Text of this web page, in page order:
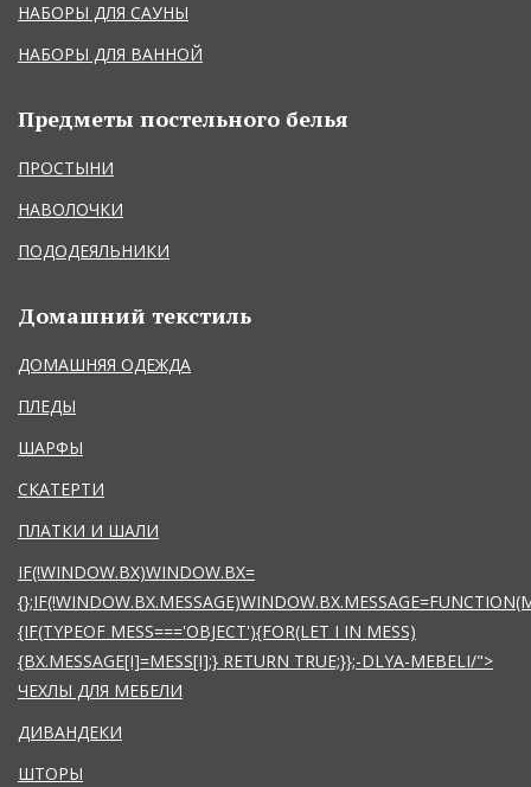
НАБОРЫ ДЛЯ САУНЫ
НАБОРЫ ДЛЯ ВАННОЙ
Предметы постельного белья
ПРОСТЫНИ
НАВОЛОЧКИ
ПОДОДЕЯЛЬНИКИ
Домашний текстиль
ДОМАШНЯЯ ОДЕЖДА
ПЛЕДЫ
ШАРФЫ
СКАТЕРТИ
ПЛАТКИ И ШАЛИ
IF(!WINDOW.BX)WINDOW.BX=
{IF(TYPEOF MESS==='OBJECT'){FOR(LET I IN MESS)
{BX.MESSAGE[I]=MESS[I];} RETURN TRUE;}};-DLYA-MEBELI/">
ЧЕХЛЫ ДЛЯ МЕБЕЛИ
ДИВАНДЕКИ
ШТОРЫ